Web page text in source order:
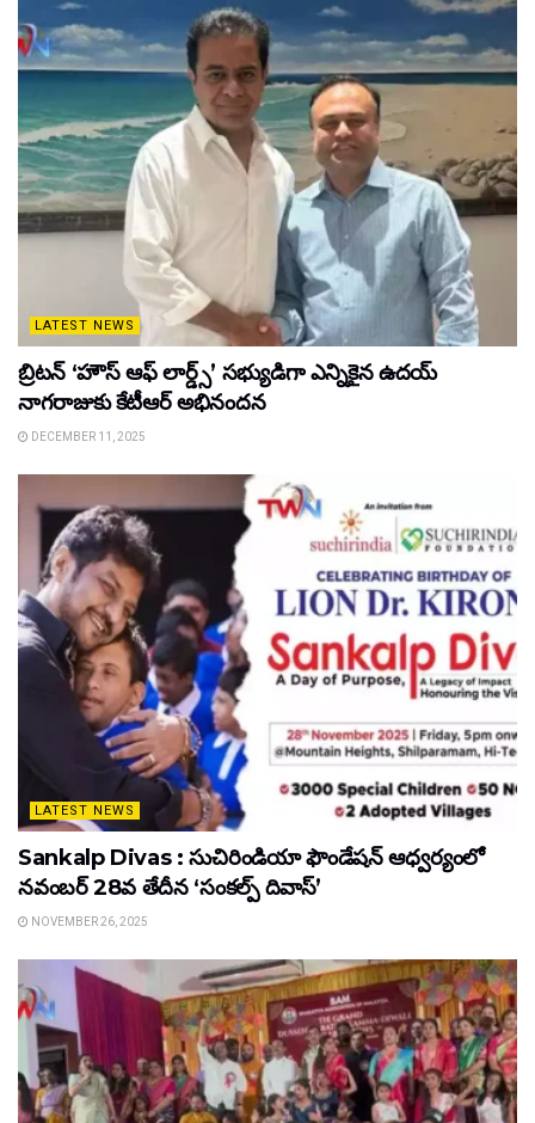
LATEST NEWS
బ్రిటన్ ‘హౌస్ ఆఫ్ లార్డ్స్’ సభ్యుడిగా ఎన్నికైన ఉదయ్
నాగరాజుకు కేటీఆర్ అభినందన
DECEMBER 11, 2025
LATEST NEWS
Sankalp Divas : సుచిరిండియా ఫౌండేషన్ ఆధ్వర్యంలో
నవంబర్ 28వ తేదీన ‘సంకల్ప్ దివాస్’
NOVEMBER 26, 2025